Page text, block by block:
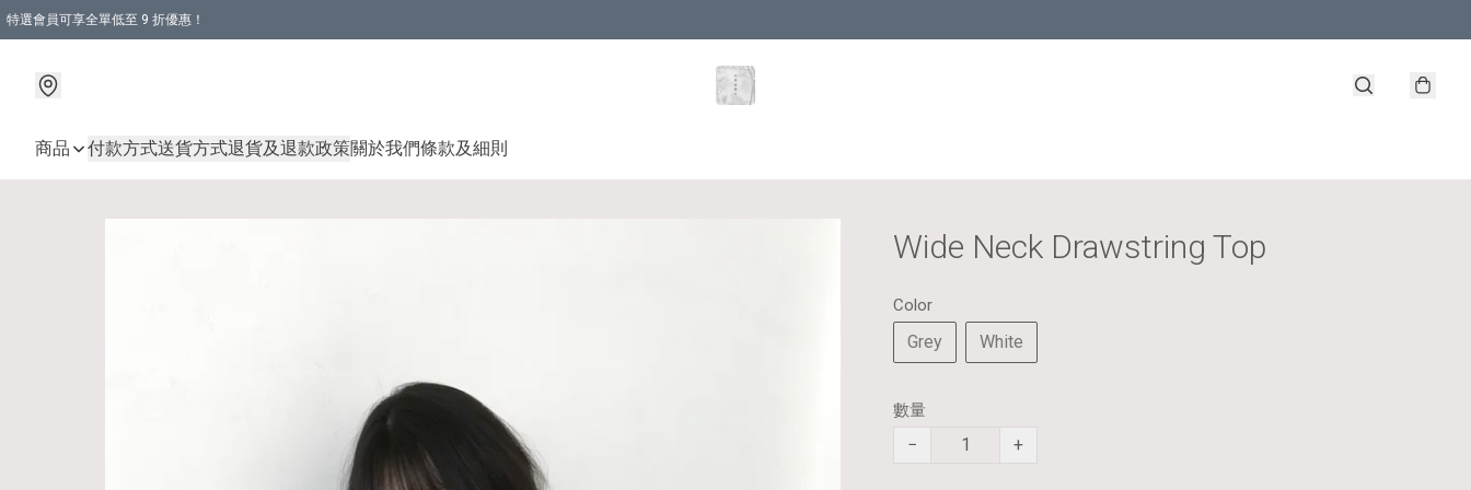
特選會員可享全單低至 9 折優惠！
商品 付款方式送貨方式退貨及退款政策關於我們條款及細則
Wide Neck Drawstring Top
Color
Grey White
數量
− +